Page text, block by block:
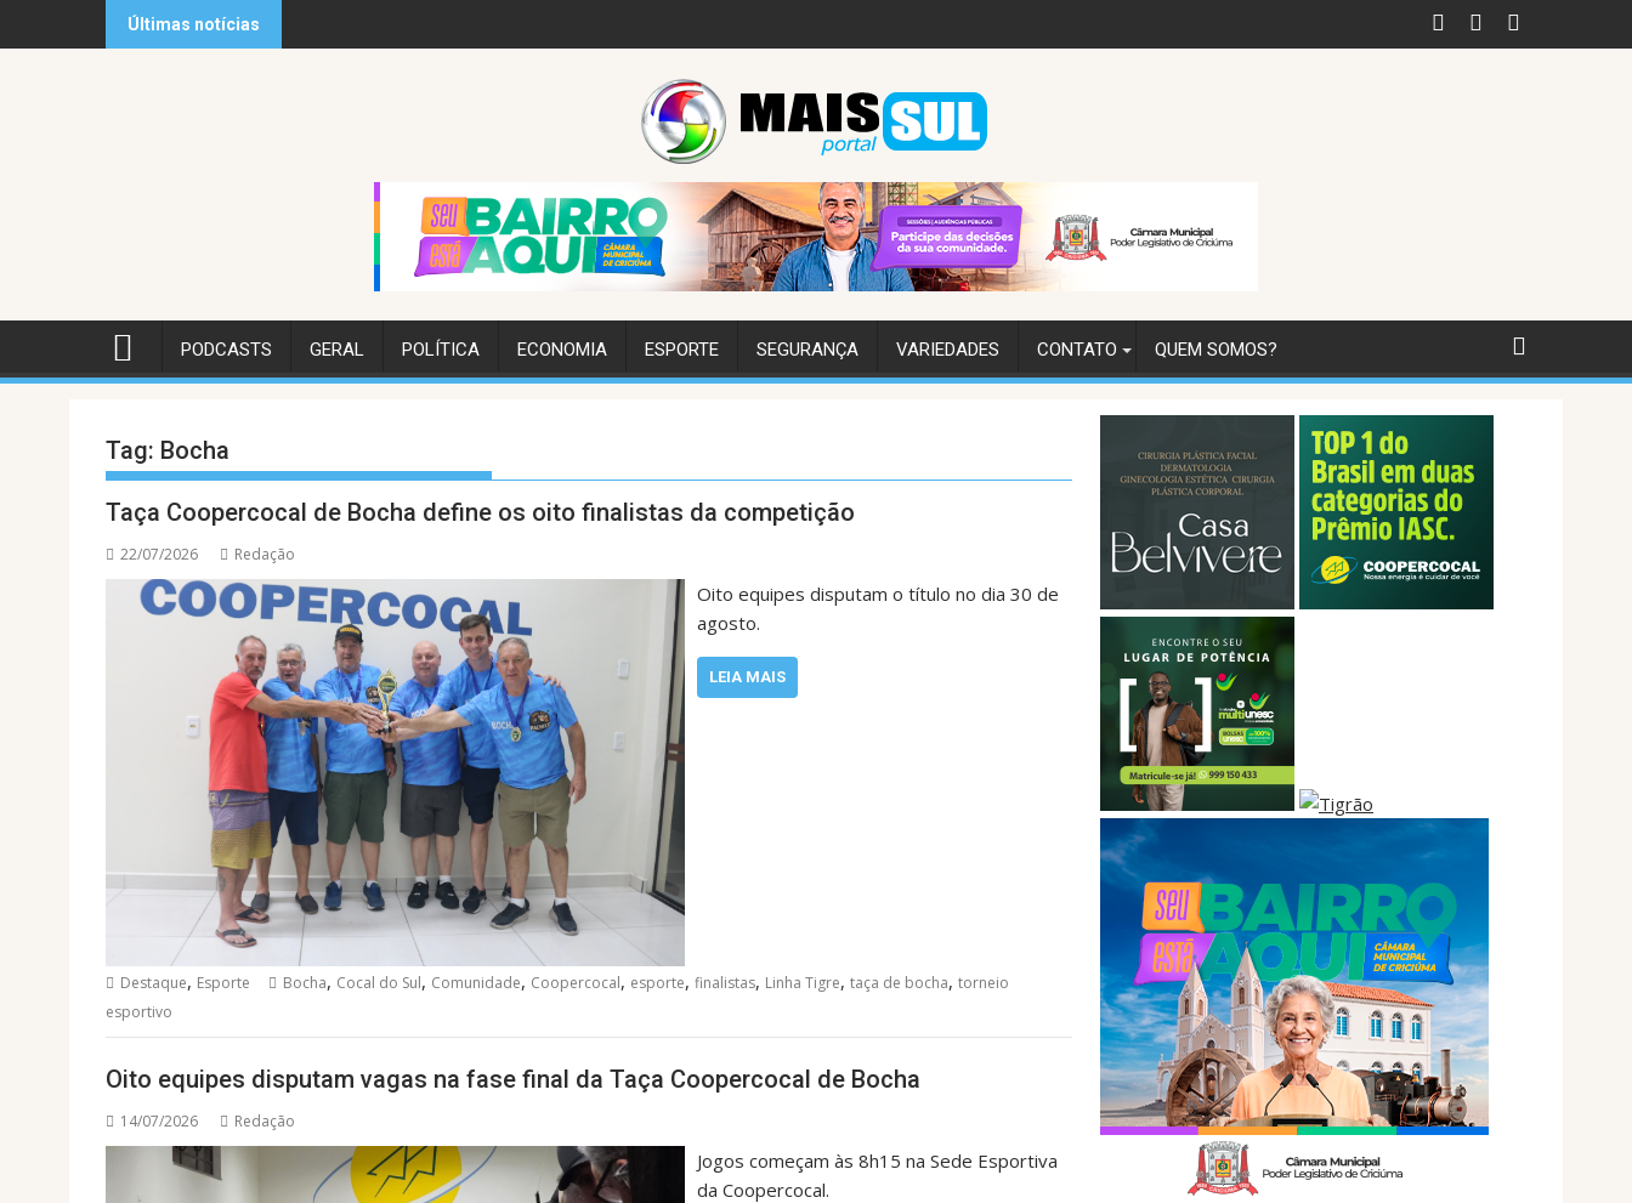
to
Últimas notícias
PODCASTS GERAL POLÍTICA ECONOMIA ESPORTE SEGURANÇA VARIEDADES CONTATO QUEM SOMOS?
Tag: Bocha
Taça Coopercocal de Bocha define os oito finalistas da competição
22/07/2026 Redação
Oito equipes disputam o título no dia 30 de
agosto.
LEIA MAIS
Destaque, Esporte Bocha, Cocal do Sul, Comunidade, Coopercocal, esporte, finalistas, Linha Tigre, taça de bocha, torneio
esportivo
Oito equipes disputam vagas na fase final da Taça Coopercocal de Bocha
14/07/2026 Redação
Jogos começam às 8h15 na Sede Esportiva
da Coopercocal.